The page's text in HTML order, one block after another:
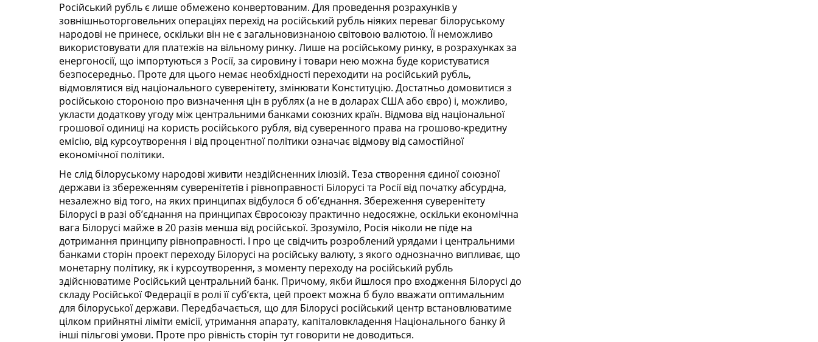
Російський рубль є лише обмежено конвертованим. Для проведення розрахунків у
зовнішньоторговельних операціях перехід на російський рубль ніяких переваг білоруському
народові не принесе, оскільки він не є загальновизнаною світовою валютою. Її неможливо
використовувати для платежів на вільному ринку. Лише на російському ринку, в розрахунках за
енергоносії, що імпортуються з Росії, за сировину і товари нею можна буде користуватися
безпосередньо. Проте для цього немає необхідності переходити на російський рубль,
відмовлятися від національного суверенітету, змінювати Конституцію. Достатньо домовитися з
російською стороною про визначення цін в рублях (а не в доларах США або євро) і, можливо,
укласти додаткову угоду між центральними банками союзних країн. Відмова від національної
грошової одиниці на користь російського рубля, від суверенного права на грошово-кредитну
емісію, від курсоутворення і від процентної політики означає відмову від самостійної
економічної політики.
Не слід білоруському народові живити нездійсненних ілюзій. Теза створення єдиної союзної
держави із збереженням суверенітетів і рівноправності Білорусі та Росії від початку абсурдна,
незалежно від того, на яких принципах відбулося б об’єднання. Збереження суверенітету
Білорусі в разі об’єднання на принципах Євросоюзу практично недосяжне, оскільки економічна
вага Білорусі майже в 20 разів менша від російської. Зрозуміло, Росія ніколи не піде на
дотримання принципу рівноправності. І про це свідчить розроблений урядами і центральними
банками сторін проект переходу Білорусі на російську валюту, з якого однозначно випливає, що
монетарну політику, як і курсоутворення, з моменту переходу на російський рубль
здійснюватиме Російський центральний банк. Причому, якби йшлося про входження Білорусі до
складу Російської Федерації в ролі її суб’єкта, цей проект можна б було вважати оптимальним
для білоруської держави. Передбачається, що для Білорусі російський центр встановлюватиме
цілком прийнятні ліміти емісії, утримання апарату, капіталовкладення Національного банку й
інші пільгові умови. Проте про рівність сторін тут говорити не доводиться.